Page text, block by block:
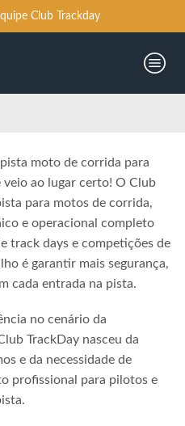
Club Trackday
moto de corrida para
ao lugar certo! O Club
para motos de corrida,
e operacional completo
track days e competições de
é garantir mais segurança,
cada entrada na pista.
no cenário da
TrackDay nasceu da
e da necessidade de
profissional para pilotos e